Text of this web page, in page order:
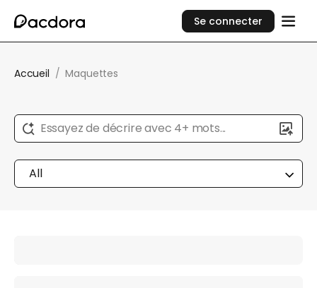
Se connecter
Accueil / Maquettes
Essayez de décrire avec 4+ mots...
All